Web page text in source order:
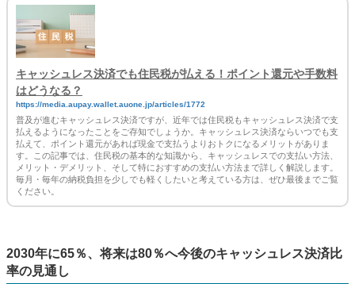
キャッシュレス決済でも住民税が払える！ポイント還元や手数料
はどうなる？
https://media.aupay.wallet.auone.jp/articles/1772
普及が進むキャッシュレス決済ですが、近年では住民税もキャッシュレス決済で支
払えるようになったことをご存知でしょうか。キャッシュレス決済ならいつでも支
払えて、ポイント還元があれば現金で支払うよりおトクになるメリットがありま
す。この記事では、住民税の基本的な知識から、キャッシュレスでの支払い方法、
メリット・デメリット、そして特におすすめの支払い方法まで詳しく解説します。
毎月・毎年の納税負担を少しでも軽くしたいと考えている方は、ぜひ最後までご覧
ください。
2030年に65％、将来は80％へ今後のキャッシュレス決済比
率の見通し